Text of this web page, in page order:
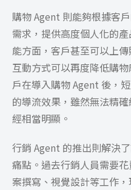
購物 Agent 則能夠根據客
需求，提供高度個人化的
能方面，客戶甚至可以上
互動方式可以再度降低購
戶在導入購物 Agent 後，
的導流效果，雖然無法精
經相當明顯。
行銷 Agent 的推出則解決
痛點。過去行銷人員需要
案撰寫、視覺設計等工作